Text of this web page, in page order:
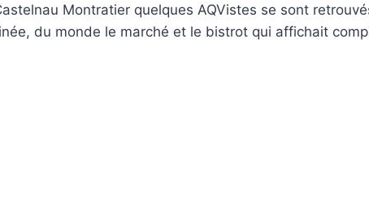
Montratier quelques AQVistes se sont
du monde le marché et le bistrot qui affichait